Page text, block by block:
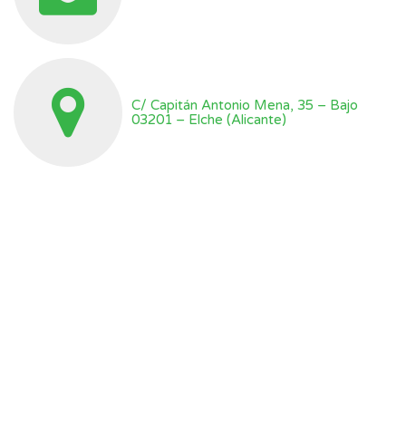
C/ Capitán Antonio Mena, 35 – Bajo
03201 – Elche (Alicante)